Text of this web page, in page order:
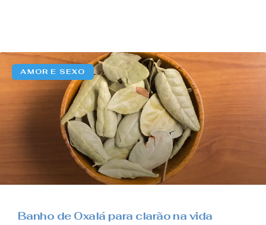
AMOR E SEXO
Banho de Oxalá para clarão na vida